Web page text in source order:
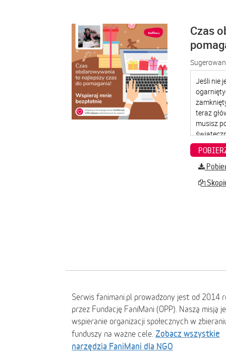
Czas
Serwis fanimani.pl prowadzony jest od 2014
przez Fundację FaniMani (OPP). Naszą misją
wspieranie organizacji społecznych w
funduszy na ważne cele. Zobacz wszystkie
narzędzia FaniMani dla NGO